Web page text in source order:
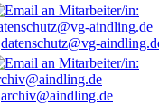
datenschutz@vg-
archiv@aindling.de